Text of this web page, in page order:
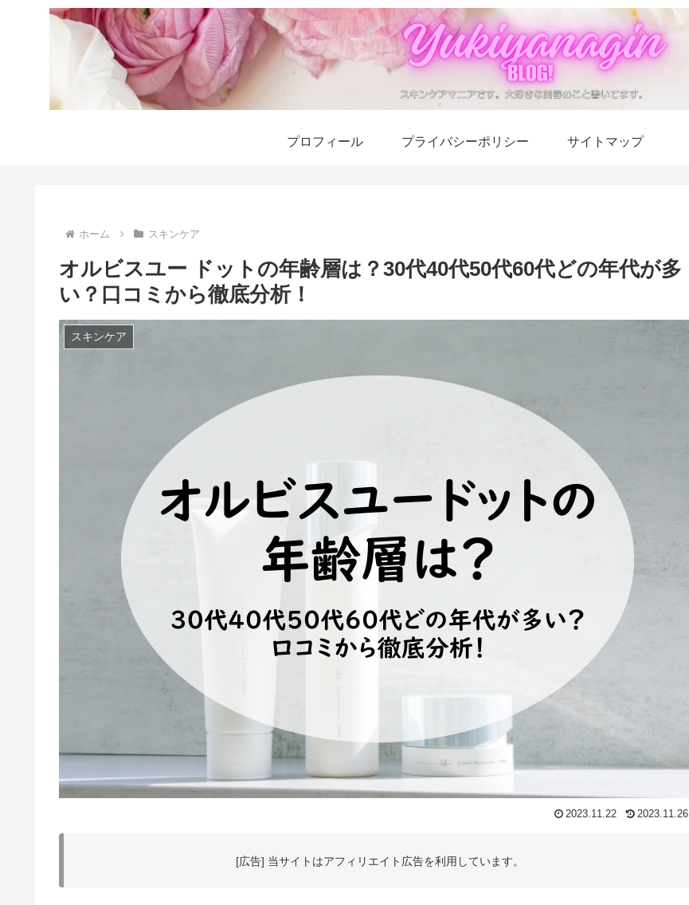
プロフィール プライバシーポリシー サイトマップ
ホーム スキンケア
オルビスユー ドットの年齢層は？30代40代50代60代どの年代が多
い？口コミから徹底分析！
スキンケア
2023.11.22 2023.11.26
[広告] 当サイトはアフィリエイト広告を利用しています。